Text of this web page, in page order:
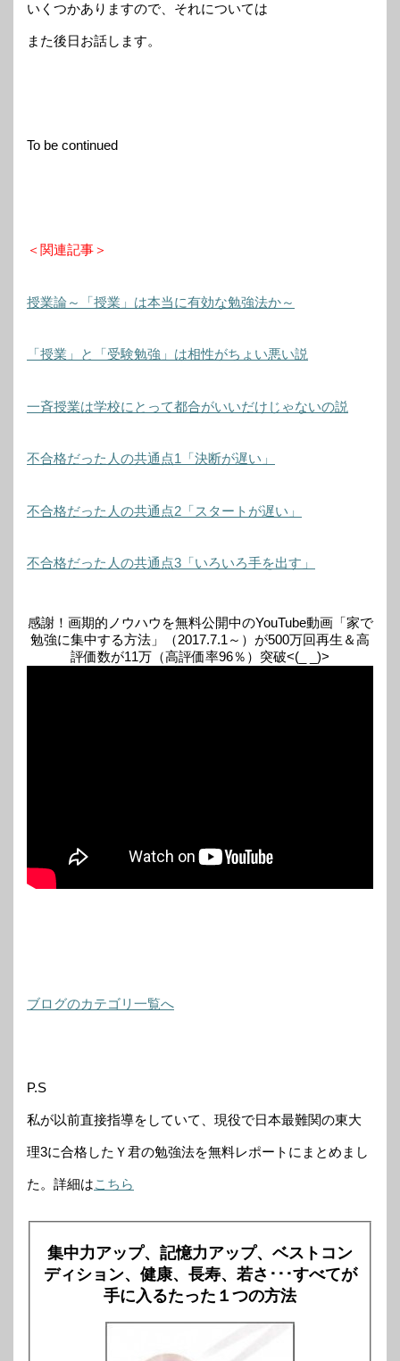
いくつかありますので、それについては
また後日お話します。
To be continued
＜関連記事＞
授業論～「授業」は本当に有効な勉強法か～
「授業」と「受験勉強」は相性がちょい悪い説
一斉授業は学校にとって都合がいいだけじゃないの説
不合格だった人の共通点1「決断が遅い」
不合格だった人の共通点2「スタートが遅い」
不合格だった人の共通点3「いろいろ手を出す」
感謝！画期的ノウハウを無料公開中のYouTube動画「家で
勉強に集中する方法」（2017.7.1～）が500万回再生＆高
評価数が11万（高評価率96％）突破<(_ _)>
ブログのカテゴリ一覧へ
P.S
私が以前直接指導をしていて、現役で日本最難関の東大
理3に合格したＹ君の勉強法を無料レポートにまとめまし
た。詳細はこちら
集中力アップ、記憶力アップ、ベストコン
ディション、健康、長寿、若さ･･･すべてが
手に入るたった１つの方法